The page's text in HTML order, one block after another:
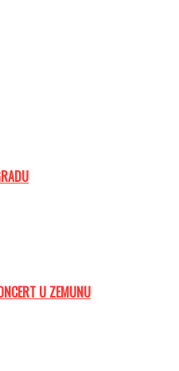
U ZEMUNU